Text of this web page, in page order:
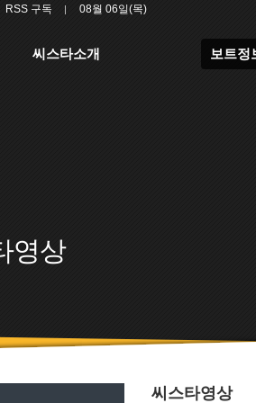
RSS 구독 08월 06일(목)
씨스타소개 보트정
영상
씨스타영상